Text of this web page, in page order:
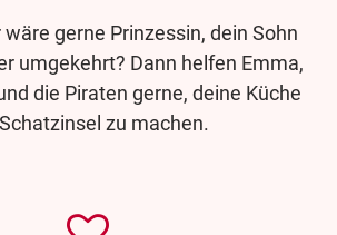
gerne Prinzessin, dein Sohn
umgekehrt? Dann helfen Emma,
die Piraten gerne, deine Küche
zu machen.